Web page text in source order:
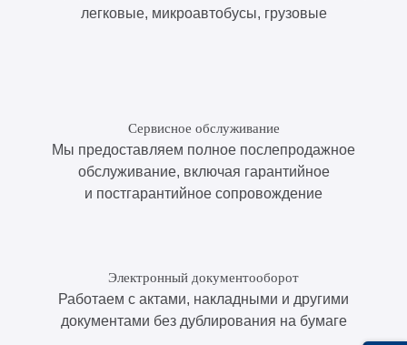
легковые, микроавтобусы, грузовые
Сервисное обслуживание
Мы предоставляем полное послепродажное
обслуживание, включая гарантийное
и постгарантийное сопровождение
Электронный документооборот
Работаем с актами, накладными и другими
документами без дублирования на бумаге